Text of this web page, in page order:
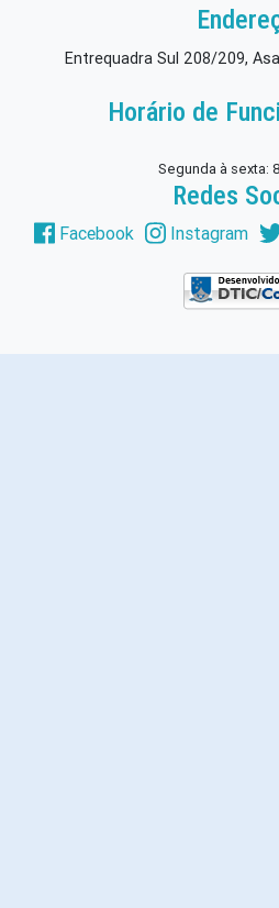
Entrequadra Sul 208/209,
Horário de
Segunda à sexta:
Redes
Facebook Instagram